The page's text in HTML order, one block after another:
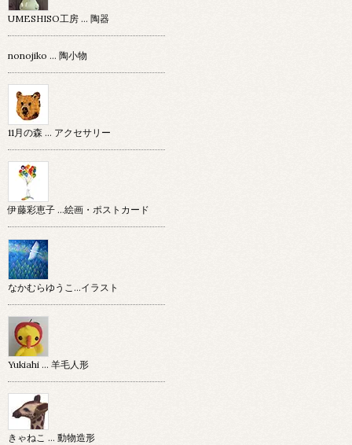
UMESHISO工房 … 陶器
nonojiko ... 陶小物
11月の森 … アクセサリー
伊藤彩恵子 …絵画・ポストカード
なかむらゆうこ…イラスト
Yukiahi … 羊毛人形
きゃねこ … 動物造形